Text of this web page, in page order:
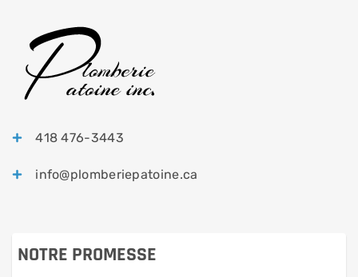
418 476-3443
info@plomberiepatoine.ca
NOTRE PROMESSE